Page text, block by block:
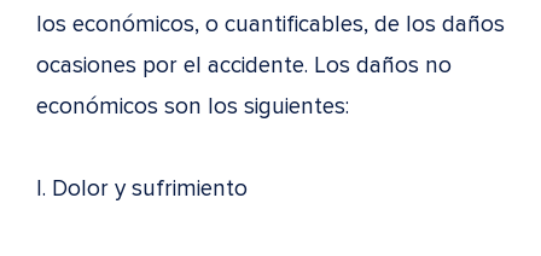
los económicos, o cuantificables, de los daños
ocasiones por el accidente. Los daños no
económicos son los siguientes:
I. Dolor y sufrimiento